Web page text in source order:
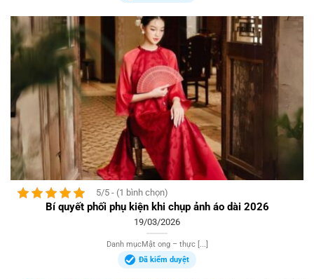
5/5 - (1 bình chọn)
Bí quyết phối phụ kiện khi chụp ảnh áo dài 2026
19/03/2026
Danh mụcMật ong – thực [...]
Đã kiểm duyệt